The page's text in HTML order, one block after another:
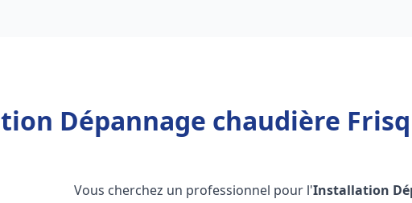
Dépannage chaudière
Vous cherchez un professionnel pour l'Installation